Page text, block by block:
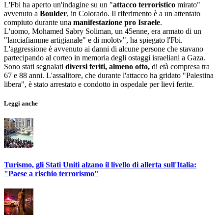
L'Fbi ha aperto un'indagine su un "attacco terroristico mirato"
avvenuto a Boulder, in Colorado. Il riferimento è a un attentato
compiuto durante una manifestazione pro Israele.
L'uomo, Mohamed Sabry Soliman, un 45enne, era armato di un
"lanciafiamme artigianale" e di molotv", ha spiegato l'Fbi.
L'aggressione è avvenuto ai danni di alcune persone che stavano
partecipando al corteo in memoria degli ostaggi israeliani a Gaza.
Sono stati segnalati diversi feriti, almeno otto, di età compresa tra
67 e 88 anni. L'assalitore, che durante l'attacco ha gridato "Palestina
libera", è stato arrestato e condotto in ospedale per lievi ferite.
Leggi anche
Turismo, gli Stati Uniti alzano il livello di allerta sull'Italia:
"Paese a rischio terrorismo"